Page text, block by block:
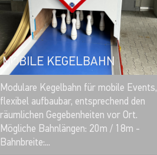
MOBILE KEGELBAHN
MERKEN
Modulare Kegelbahn für mobile Events,
flexibel aufbaubar, entsprechend den
räumlichen Gegebenheiten vor Ort.
Mögliche Bahnlängen: 20m / 18m -
Bahnbreite:...